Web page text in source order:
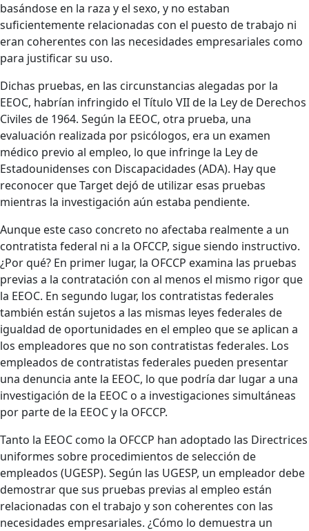
basándose en la raza y el sexo, y no estaban
suficientemente relacionadas con el puesto de trabajo ni
eran coherentes con las necesidades empresariales como
para justificar su uso.
Dichas pruebas, en las circunstancias alegadas por la
EEOC, habrían infringido el Título VII de la Ley de Derechos
Civiles de 1964. Según la EEOC, otra prueba, una
evaluación realizada por psicólogos, era un examen
médico previo al empleo, lo que infringe la Ley de
Estadounidenses con Discapacidades (ADA). Hay que
reconocer que Target dejó de utilizar esas pruebas
mientras la investigación aún estaba pendiente.
Aunque este caso concreto no afectaba realmente a un
contratista federal ni a la OFCCP, sigue siendo instructivo.
¿Por qué? En primer lugar, la OFCCP examina las pruebas
previas a la contratación con al menos el mismo rigor que
la EEOC. En segundo lugar, los contratistas federales
también están sujetos a las mismas leyes federales de
igualdad de oportunidades en el empleo que se aplican a
los empleadores que no son contratistas federales. Los
empleados de contratistas federales pueden presentar
una denuncia ante la EEOC, lo que podría dar lugar a una
investigación de la EEOC o a investigaciones simultáneas
por parte de la EEOC y la OFCCP.
Tanto la EEOC como la OFCCP han adoptado las Directrices
uniformes sobre procedimientos de selección de
empleados (UGESP). Según las UGESP, un empleador debe
demostrar que sus pruebas previas al empleo están
relacionadas con el trabajo y son coherentes con las
necesidades empresariales. ¿Cómo lo demuestra un